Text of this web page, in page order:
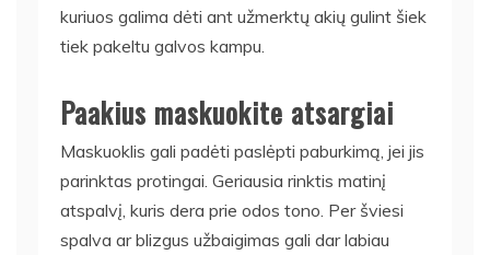
kuriuos galima dėti ant užmerktų akių gulint šiek
tiek pakeltu galvos kampu.
Paakius maskuokite atsargiai
Maskuoklis gali padėti paslėpti paburkimą, jei jis
parinktas protingai. Geriausia rinktis matinį
atspalvį, kuris dera prie odos tono. Per šviesi
spalva ar blizgus užbaigimas gali dar labiau